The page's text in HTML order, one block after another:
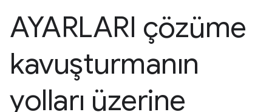
AYARLARI çözüme
kavuşturmanın
yolları üzerine